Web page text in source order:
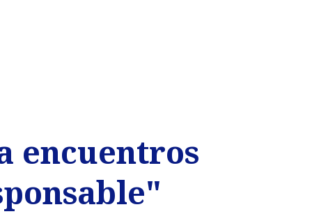
encuentros